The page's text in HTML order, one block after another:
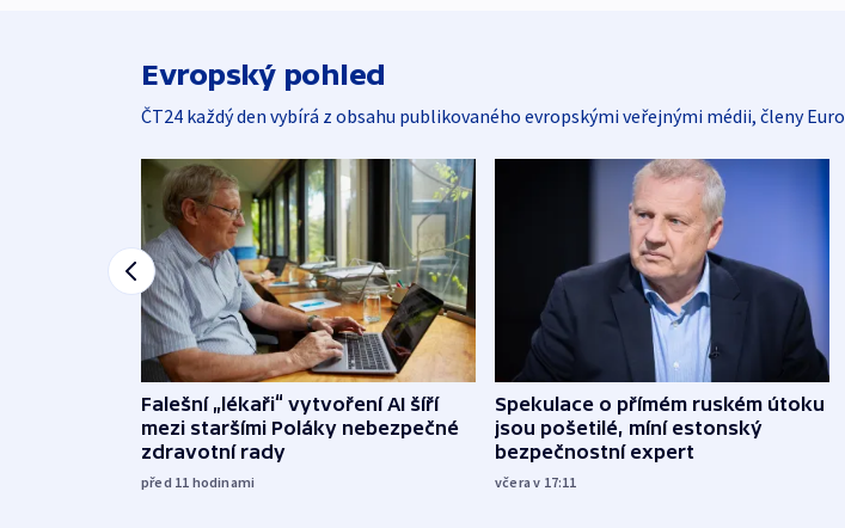
Evropský pohled
ČT24 každý den vybírá z obsahu publikovaného evropskými veřejnými médii, členy
Falešní „lékaři“ vytvoření AI šíří
mezi staršími Poláky nebezpečné
zdravotní rady
před 11 hodinami
Spekulace o přímém ruském útoku
jsou pošetilé, míní estonský
bezpečnostní expert
včera v 17:11